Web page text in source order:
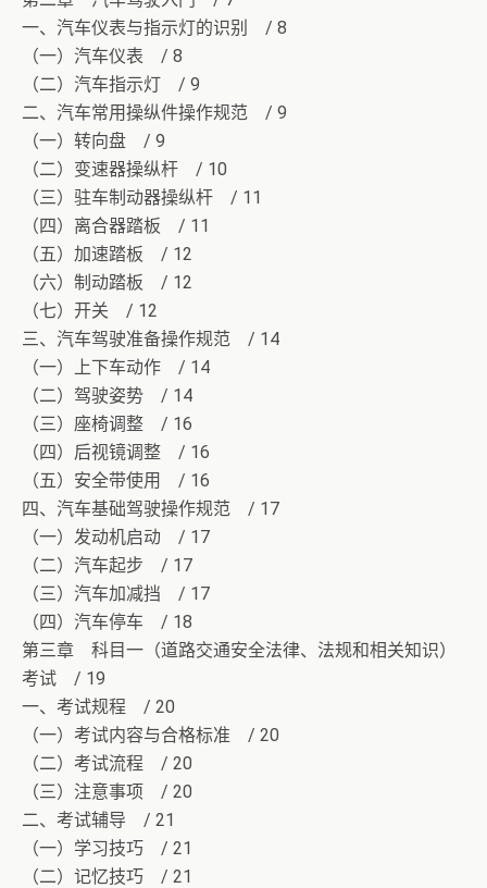
一、汽车仪表与指示灯的识别 / 8
（一）汽车仪表 / 8
（二）汽车指示灯 / 9
二、汽车常用操纵件操作规范 / 9
（一）转向盘 / 9
（二）变速器操纵杆 / 10
（三）驻车制动器操纵杆 / 11
（四）离合器踏板 / 11
（五）加速踏板 / 12
（六）制动踏板 / 12
（七）开关 / 12
三、汽车驾驶准备操作规范 / 14
（一）上下车动作 / 14
（二）驾驶姿势 / 14
（三）座椅调整 / 16
（四）后视镜调整 / 16
（五）安全带使用 / 16
四、汽车基础驾驶操作规范 / 17
（一）发动机启动 / 17
（二）汽车起步 / 17
（三）汽车加减挡 / 17
（四）汽车停车 / 18
第三章 科目一（道路交通安全法律、法规和相关知识）
考试 / 19
一、考试规程 / 20
（一）考试内容与合格标准 / 20
（二）考试流程 / 20
（三）注意事项 / 20
二、考试辅导 / 21
（一）学习技巧 / 21
（二）记忆技巧 / 21